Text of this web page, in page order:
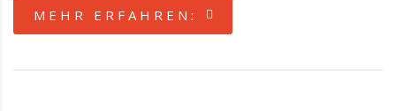
MEHR ERFAHREN: